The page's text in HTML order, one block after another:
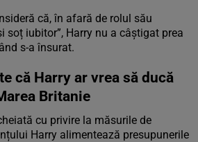
că, în afară de rolul său
soț iubitor”, Harry nu a câștigat prea
s-a însurat.
că Harry ar vrea să ducă
Britanie
cu privire la măsurile de
Harry alimentează presupunerile